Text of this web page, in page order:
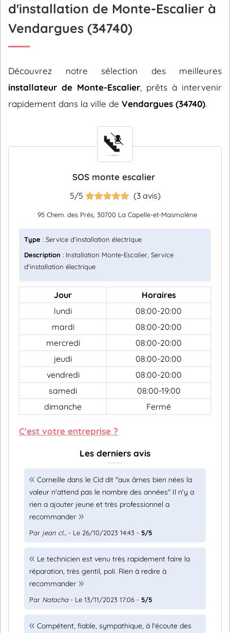
d'installation de Monte-Escalier à
Vendargues (34740)
Découvrez notre sélection des meilleures
installateur de Monte-Escalier , prêts à intervenir
rapidement dans la ville de Vendargues (34740).
SOS monte escalier
5/5 (3 avis)
95 Chem. des Prés, 30700 La Capelle-et-Masmolène
Type : Service d'installation électrique
Description : Installation Monte-Escalier, Service
d'installation électrique
Jour
Horaires
lundi
08:00-20:00
mardi
08:00-20:00
mercredi
08:00-20:00
jeudi
08:00-20:00
vendredi
08:00-20:00
samedi
08:00-19:00
dimanche
Fermé
C'est votre entreprise ?
Les derniers avis
Corneille dans le Cid dit "aux âmes bien nées la
valeur n'attend pas le nombre des années" Il n'y a
rien a ajouter jeune et très professionnel a
recommander
Par jean cl... - Le 26/10/2023 14:43 - 5/5
Le technicien est venu très rapidement faire la
réparation, très gentil, poli. Rien à redire à
recommander
Par Natacha- Le 13/11/2023 17:06 - 5/5
Compétent, fiable, sympathique, à l'écoute des